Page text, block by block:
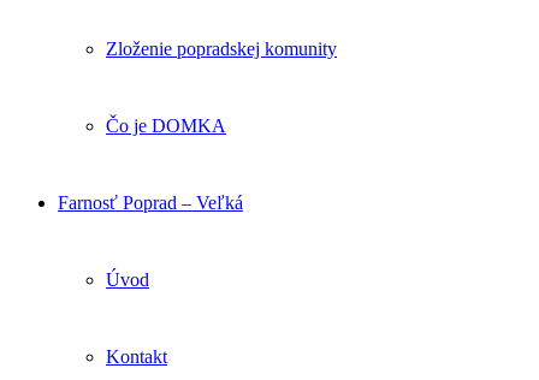
Zloženie popradskej komunity
Čo je DOMKA
Farnosť Poprad – Veľká
Úvod
Kontakt